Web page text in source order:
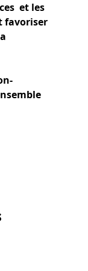
et les
favoriser